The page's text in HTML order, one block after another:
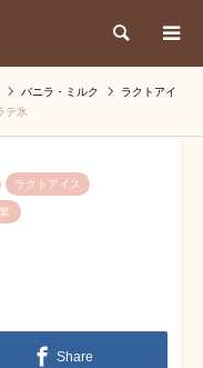
検索
バニラ・ミルク
ラクトアイ
テ氷
ラクトアイス
Share